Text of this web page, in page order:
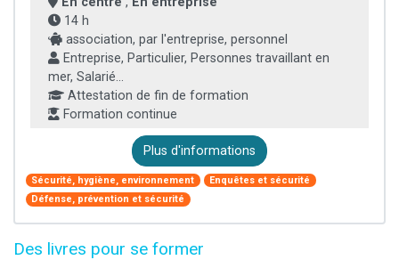
14 h
association, par l'entreprise, personnel
Entreprise, Particulier, Personnes travaillant en
mer, Salarié...
Attestation de fin de formation
Formation continue
Plus d'informations
Sécurité, hygiène, environnement
Enquêtes et sécurité
Défense, prévention et sécurité
Des livres pour se former